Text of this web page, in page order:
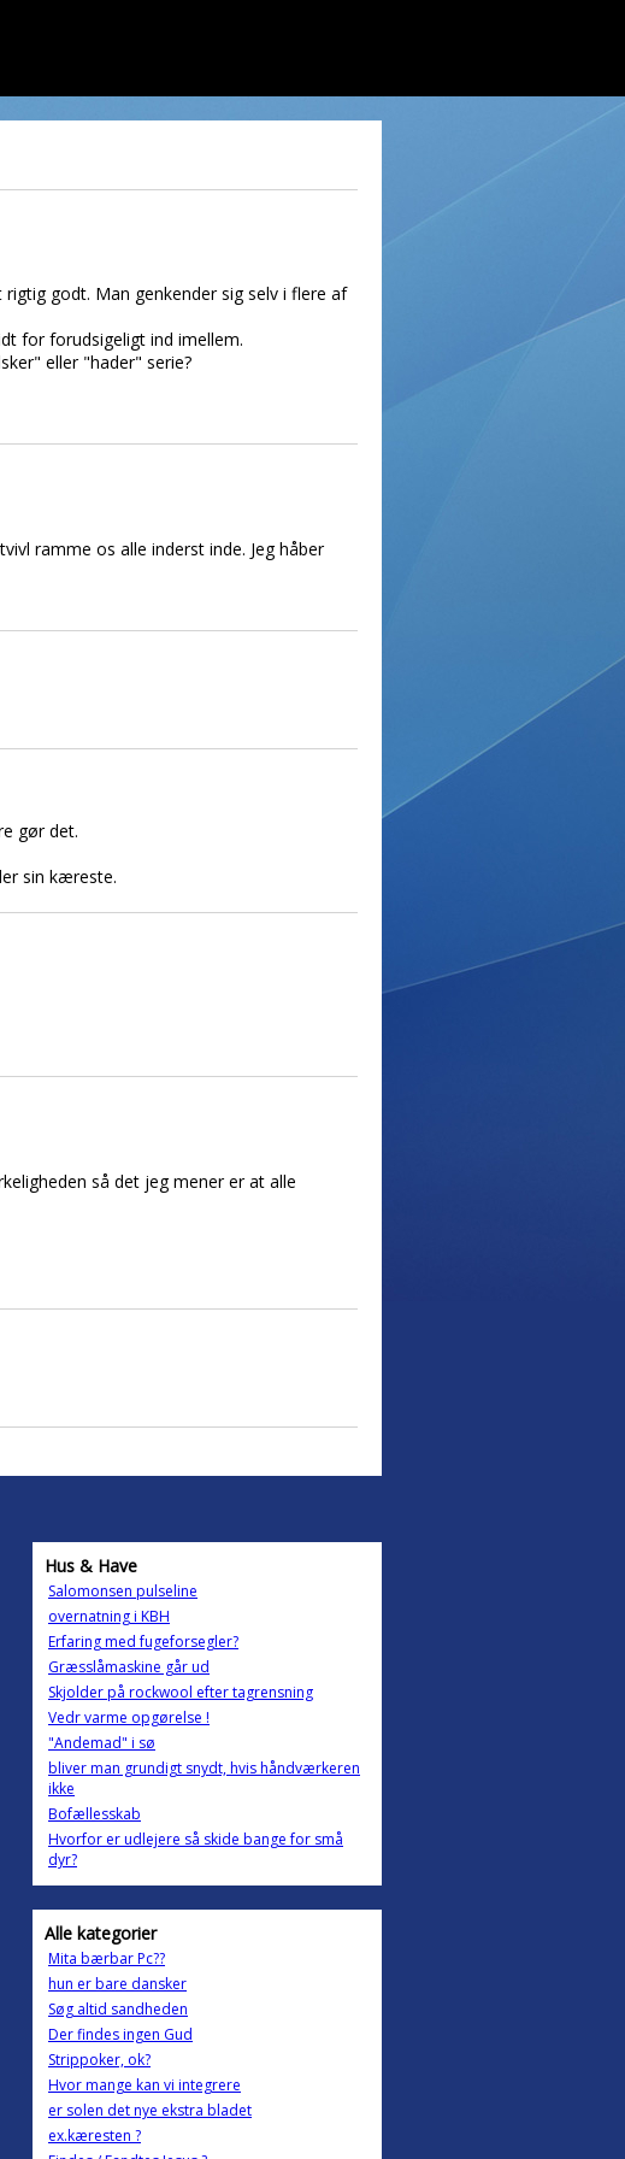
godt. Man genkender sig selv i flere af
for forudsigeligt ind imellem.
eller "hader" serie?
ramme os alle inderst inde. Jeg håber
gør det.
sin kæreste.
så det jeg mener er at alle
Hus & Have
Salomonsen pulseline
overnatning i KBH
Erfaring med fugeforsegler?
Græsslåmaskine går ud
Skjolder på rockwool efter tagrensning
Vedr varme opgørelse !
"Andemad" i sø
bliver man grundigt snydt, hvis håndværkeren
ikke
Bofællesskab
Hvorfor er udlejere så skide bange for små
dyr?
Alle kategorier
Mita bærbar Pc??
hun er bare dansker
Søg altid sandheden
Der findes ingen Gud
Strippoker, ok?
Hvor mange kan vi integrere
er solen det nye ekstra bladet
ex.kæresten ?